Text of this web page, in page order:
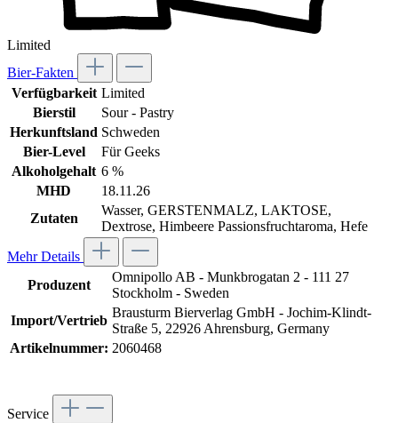
Limited
Bier-Fakten
Verfügbarkeit Limited
Bierstil
Sour - Pastry
Herkunftsland Schweden
Bier-Level
Für Geeks
Alkoholgehalt 6 %
MHD
18.11.26
Zutaten
Wasser, GERSTENMALZ, LAKTOSE,
Dextrose, Himbeere Passionsfruchtaroma, Hefe
Mehr Details
Produzent
Omnipollo AB - Munkbrogatan 2 - 111 27
Stockholm - Sweden
Import/Vertrieb
Brausturm Bierverlag GmbH - Jochim-Klindt-
Straße 5, 22926 Ahrensburg, Germany
Artikelnummer: 2060468
Service